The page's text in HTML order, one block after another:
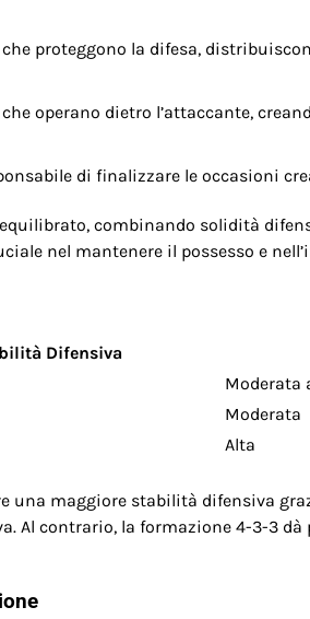
proteggono la difesa,
operano dietro l’attaccante,
di finalizzare le occasioni
combinando solidità
nel mantenere il possesso e
Difensiva
Moderata
Moderata
Alta
una maggiore stabilità difensiva
Al contrario, la formazione 4-3-3